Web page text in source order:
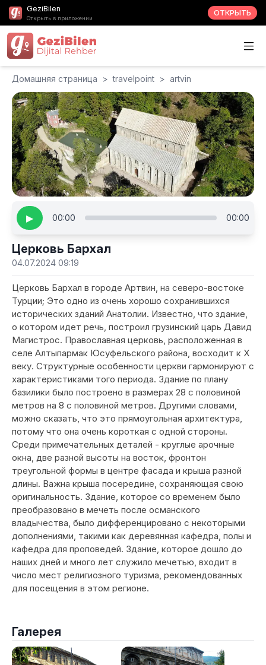
GeziBilen
Открыть в приложении
ОТКРЫТЬ
Домашняя страница > travelpoint > artvin
▶ 00:00 00:00
Церковь Бархал
04.07.2024 09:19
Церковь Бархал в городе Артвин, на северо-востоке
Турции; Это одно из очень хорошо сохранившихся
исторических зданий Анатолии. Известно, что здание,
о котором идет речь, построил грузинский царь Давид
Магистрос. Православная церковь, расположенная в
селе Алтыпармак Юсуфельского района, восходит к X
веку. Структурные особенности церкви гармонируют с
характеристиками того периода. Здание по плану
базилики было построено в размерах 28 с половиной
метров на 8 с половиной метров. Другими словами,
можно сказать, что это прямоугольная архитектура,
потому что она очень короткая с одной стороны.
Среди примечательных деталей - круглые арочные
окна, две разной высоты на восток, фронтон
треугольной формы в центре фасада и крыша разной
длины. Важна крыша посередине, сохраняющая свою
оригинальность. Здание, которое со временем было
преобразовано в мечеть после османского
владычества, было дифференцировано с некоторыми
дополнениями, такими как деревянная кафедра, полы и
кафедра для проповедей. Здание, которое дошло до
наших дней и много лет служило мечетью, входит в
число мест религиозного туризма, рекомендованных
для посещения в этом регионе.
Галерея